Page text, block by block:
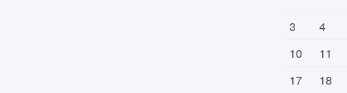
3
4
10
11
17
18